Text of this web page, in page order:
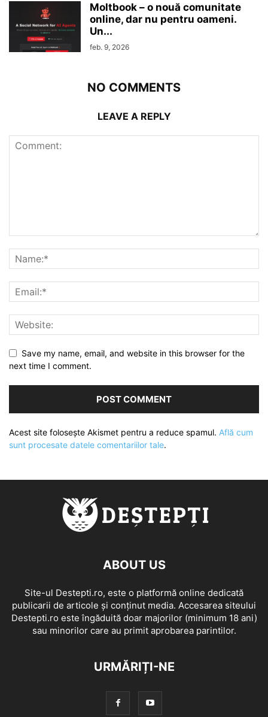
Moltbook – o nouă comunitate
online, dar nu pentru oameni.
Un...
feb. 9, 2026
NO COMMENTS
LEAVE A REPLY
Save my name, email, and website in this browser for the
next time I comment.
Acest site folosește Akismet pentru a reduce spamul. Află cum
sunt procesate datele comentariilor tale.
ABOUT US
Site-ul Destepti.ro, este o platformă online dedicată
publicarii de articole și conținut media. Accesarea siteului
Destepti.ro este îngăduită doar majorilor (minimum 18 ani)
sau minorilor care au primit aprobarea parintilor.
URMĂRIȚI-NE